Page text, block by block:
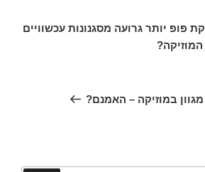
פופ יותר גרועה מסגנונות עכשוויים
במוזיקה – האמנם?